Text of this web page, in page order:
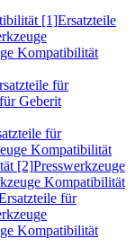
[1]Ersatzteile
Kompatibilität
für
Geberit
für
Kompatibilität
[2]Presswerkzeuge
Kompatibilität
für
Kompatibilität